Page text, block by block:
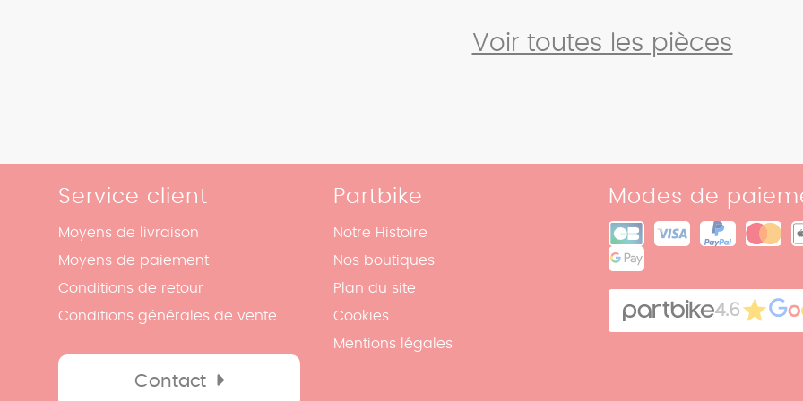
Voir toutes les pièces
Service client
Moyens de livraison
Moyens de paiement
Conditions de retour
Conditions générales de vente
Contact
Partbike
Notre Histoire
Nos boutiques
Plan du site
Cookies
Mentions légales
Modes de
4.6